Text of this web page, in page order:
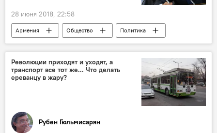
28 июня 2018, 22:58
Армения Общество
Политика
Арсен Торосян
Минздрав
пациент
Революции приходят и уходят, а
транспорт все тот же... Что делать
ереванцу в жару?
Рубен Гюльмисарян